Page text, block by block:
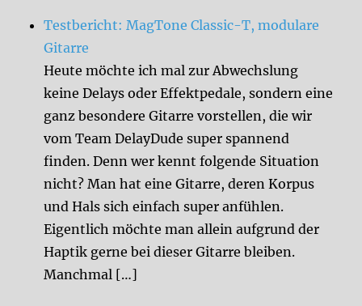
Testbericht: MagTone Classic-T, modulare
Gitarre
Heute möchte ich mal zur Abwechslung
keine Delays oder Effektpedale, sondern eine
ganz besondere Gitarre vorstellen, die wir
vom Team DelayDude super spannend
finden. Denn wer kennt folgende Situation
nicht? Man hat eine Gitarre, deren Korpus
und Hals sich einfach super anfühlen.
Eigentlich möchte man allein aufgrund der
Haptik gerne bei dieser Gitarre bleiben.
Manchmal […]